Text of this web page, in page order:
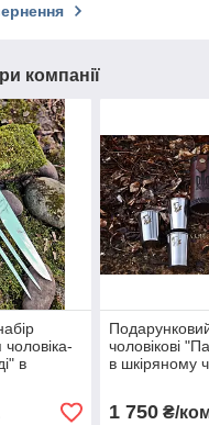
компанії
чоловіка-
в
чоловікові
в шкіряному
1 750₴/